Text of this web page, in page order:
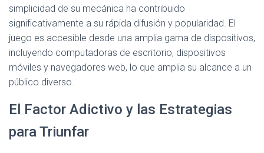
simplicidad de su mecánica ha contribuido
significativamente a su rápida difusión y popularidad. El
juego es accesible desde una amplia gama de dispositivos,
incluyendo computadoras de escritorio, dispositivos
móviles y navegadores web, lo que amplia su alcance a un
público diverso.
El Factor Adictivo y las Estrategias
para Triunfar